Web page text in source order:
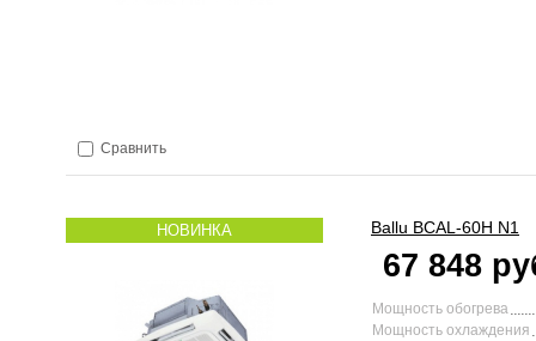
Сравнить
НОВИНКА Ballu BCAL-60H N1
67 848
Мощность обогрева
Мощность охлаждения